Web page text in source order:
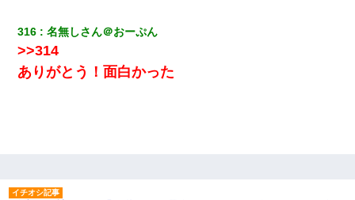
316 名無しさん＠おーぷん
>>314
ありがとう！面白かった